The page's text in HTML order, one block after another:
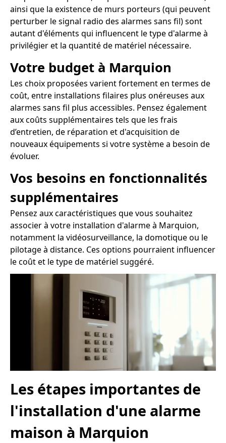
ainsi que la existence de murs porteurs (qui peuvent
perturber le signal radio des alarmes sans fil) sont
autant d'éléments qui influencent le type d'alarme à
privilégier et la quantité de matériel nécessaire.
Votre budget à Marquion
Les choix proposées varient fortement en termes de
coût, entre installations filaires plus onéreuses aux
alarmes sans fil plus accessibles. Pensez également
aux coûts supplémentaires tels que les frais
d’entretien, de réparation et d'acquisition de
nouveaux équipements si votre système a besoin de
évoluer.
Vos besoins en fonctionnalités
supplémentaires
Pensez aux caractéristiques que vous souhaitez
associer à votre installation d'alarme à Marquion,
notamment la vidéosurveillance, la domotique ou le
pilotage à distance. Ces options pourraient influencer
le coût et le type de matériel suggéré.
Les étapes importantes de
l'installation d'une alarme
maison à Marquion